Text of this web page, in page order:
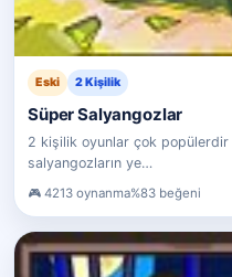
Eski 2 Kişilik
Süper Salyangozlar
2 kişilik oyunlar çok popülerdir
salyangozların ye…
4213 oynanma%83 beğeni